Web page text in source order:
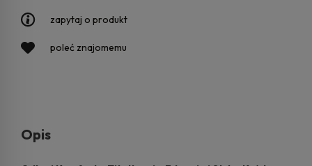
zapytaj o produkt
poleć znajomemu
Opis